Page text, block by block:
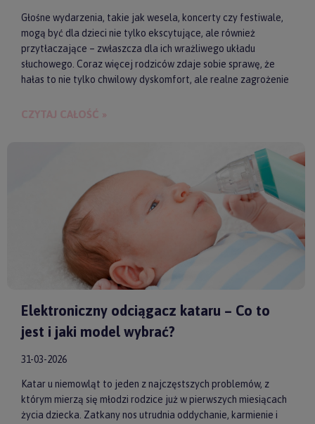
Głośne wydarzenia, takie jak wesela, koncerty czy festiwale,
mogą być dla dzieci nie tylko ekscytujące, ale również
przytłaczające – zwłaszcza dla ich wrażliwego układu
słuchowego. Coraz więcej rodziców zdaje sobie sprawę, że
hałas to nie tylko chwilowy dyskomfort, ale realne zagrożenie
słuchawki ochronne przestają być postrzegane jako zbędny
CZYTAJ CAŁOŚĆ »
Elektroniczny odciągacz kataru – Co to
jest i jaki model wybrać?
31-03-2026
Katar u niemowląt to jeden z najczęstszych problemów, z
którym mierzą się młodzi rodzice już w pierwszych miesiącach
życia dziecka. Zatkany nos utrudnia oddychanie, karmienie i